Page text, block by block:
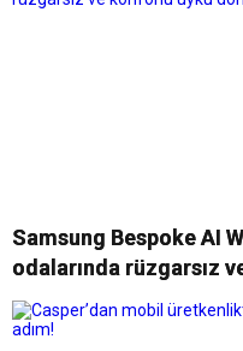
Samsung Bespoke AI
odalarında rüzgarsız